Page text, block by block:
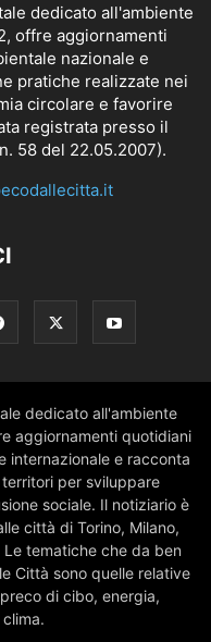
dedicato all'ambiente
offre aggiornamenti
nazionale e
pratiche realizzate nei
circolare e favorire
registrata presso il
58 del 22.05.2007).
dedicato all'ambiente
aggiornamenti quotidiani
internazionale e racconta
per sviluppare
sociale. Il notiziario è
città di Torino, Milano,
Le tematiche che da ben
Città sono quelle relative
di cibo, energia,